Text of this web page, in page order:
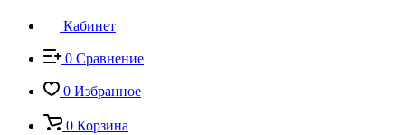
Кабинет
0 Сравнение
0 Избранное
0 Корзина